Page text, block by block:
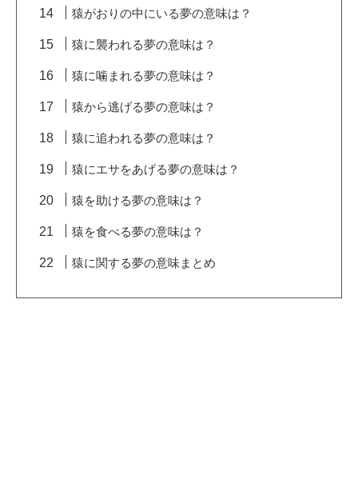
猿がおりの中にいる夢の意味は？
猿に襲われる夢の意味は？
猿に噛まれる夢の意味は？
猿から逃げる夢の意味は？
猿に追われる夢の意味は？
猿にエサをあげる夢の意味は？
猿を助ける夢の意味は？
猿を食べる夢の意味は？
猿に関する夢の意味まとめ